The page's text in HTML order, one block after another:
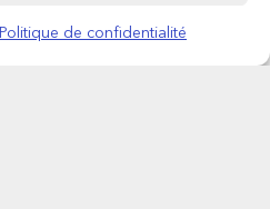
Politique de confidentialité